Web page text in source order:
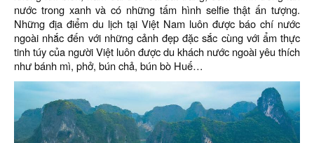
nước trong xanh và có những tấm hình selfie thật ấn tượng.
Những địa điểm du lịch tại Việt Nam luôn được báo chí nước
ngoài nhắc đến với những cảnh đẹp đặc sắc cùng với ẩm thực
tinh túy của người Việt luôn được du khách nước ngoài yêu thích
như bánh mì, phở, bún chả, bún bò Huế…